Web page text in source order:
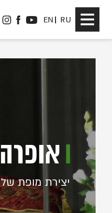
דלג לסרגל הניווט
דלג לתוכן
Toggle
navigation
RU
EN
אופרה
יצירת מופת